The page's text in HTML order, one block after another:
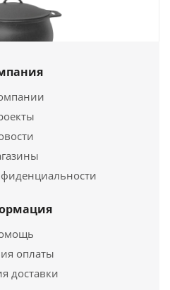
4,0-К
в 1 клик
оплаты
доставки